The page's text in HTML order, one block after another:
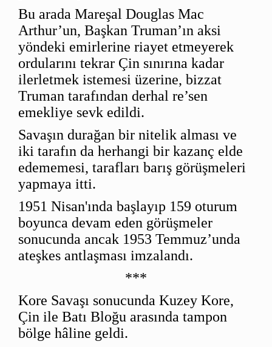
Bu arada Mareşal Douglas Mac
Arthur’un, Başkan Truman’ın aksi
yöndeki emirlerine riayet etmeyerek
ordularını tekrar Çin sınırına kadar
ilerletmek istemesi üzerine, bizzat
Truman tarafından derhal re’sen
emekliye sevk edildi.
Savaşın durağan bir nitelik alması ve
iki tarafın da herhangi bir kazanç elde
edememesi, tarafları barış görüşmeleri
yapmaya itti.
1951 Nisan'ında başlayıp 159 oturum
boyunca devam eden görüşmeler
sonucunda ancak 1953 Temmuz’unda
ateşkes antlaşması imzalandı.
***
Kore Savaşı sonucunda Kuzey Kore,
Çin ile Batı Bloğu arasında tampon
bölge hâline geldi.